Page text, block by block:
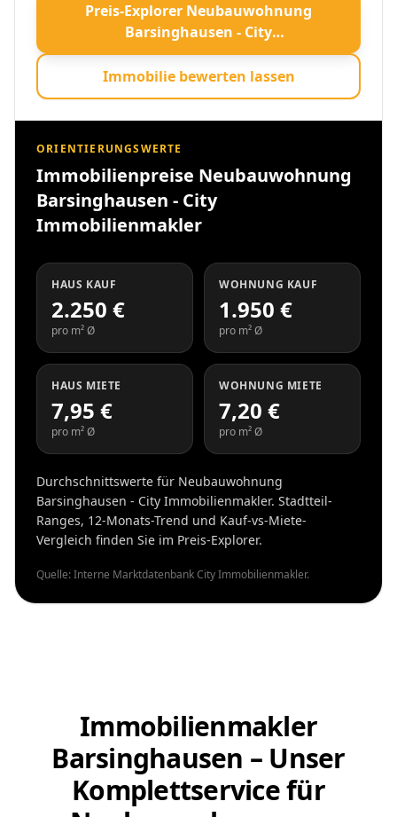
Preis-Explorer Neubauwohnung
Barsinghausen - City
Immobilienmakler öffnen
Immobilie bewerten lassen
ORIENTIERUNGSWERTE
Immobilienpreise Neubauwohnung
Barsinghausen - City
Immobilienmakler
HAUS KAUF
2.250 €
pro m² Ø
WOHNUNG KAUF
1.950 €
pro m² Ø
HAUS MIETE
7,95 €
pro m² Ø
WOHNUNG MIETE
7,20 €
pro m² Ø
Durchschnittswerte für Neubauwohnung
Barsinghausen - City Immobilienmakler. Stadtteil-
Ranges, 12-Monats-Trend und Kauf-vs-Miete-
Vergleich finden Sie im Preis-Explorer.
Quelle: Interne Marktdatenbank City Immobilienmakler.
Immobilienmakler
Barsinghausen – Unser
Komplettservice für